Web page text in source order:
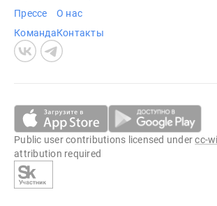
Прессе
Команда
О нас
Контакты
Public user contributions licensed undercc-
attribution required